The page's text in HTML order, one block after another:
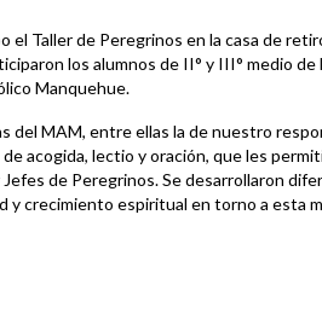
el Taller de Peregrinos en la casa de
los alumnos de II° y III° medio
Manquehue.
del MAM, entre ellas la de nuestro
acogida, lectio y oración, que les
de Peregrinos. Se desarrollaron
y crecimiento espiritual en torno a esta